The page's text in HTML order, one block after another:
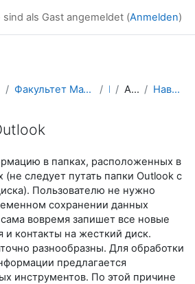
sind als Gast angemeldet (Anmelden)
Факультет Математики и компьютерных наук ИКТ Abschnitt 1 Навигация в Outlook
в папках, расположенных в
следует путать папки Outlook с
Пользователю не нужно
сохранении данных
вовремя запишет все новые
контакты на жесткий диск.
разнообразны. Для обработки
предлагается
инструментов. По этой причине